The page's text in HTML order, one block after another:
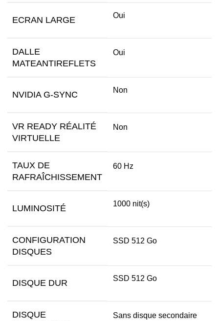
ECRAN LARGE Oui
DALLE
MATEANTIREFLETS
Oui
NVIDIA G-SYNC Non
VR READY RÉALITÉ
VIRTUELLE
Non
TAUX DE
RAFRAÎCHISSEMENT
60 Hz
LUMINOSITÉ 1000 nit(s)
CONFIGURATION
DISQUES
SSD 512 Go
DISQUE DUR SSD 512 Go
DISQUE
Sans disque secondaire